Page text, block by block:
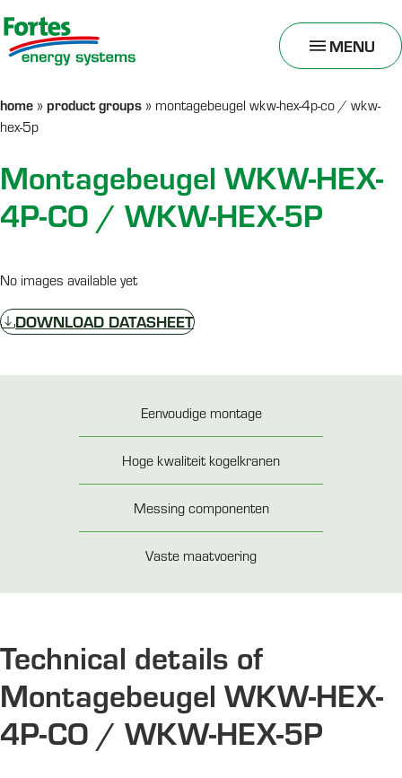
MENU
TOGGLE
MENU
home » product groups » montagebeugel wkw-hex-4p-co / wkw-
hex-5p
Montagebeugel WKW-HEX-
4P-CO / WKW-HEX-5P
No images available yet
DOWNLOAD DATASHEET
Eenvoudige montage
Hoge kwaliteit kogelkranen
Messing componenten
Vaste maatvoering
Technical details of
Montagebeugel WKW-HEX-
4P-CO / WKW-HEX-5P